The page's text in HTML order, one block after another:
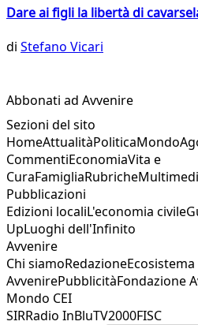
Dare ai figli la libertà di
di Stefano Vicari
Abbonati ad Avvenire
Sezioni del sito
HomeAttualitàPoliticaMondo
CommentiEconomiaVita e
CuraFamigliaRubriche
Pubblicazioni
Edizioni localiL'economia civile
UpLuoghi dell'Infinito
Avvenire
Chi siamoRedazioneEcosistema
AvvenirePubblicitàFondazione
Mondo CEI
SIRRadio InBluTV2000FISC